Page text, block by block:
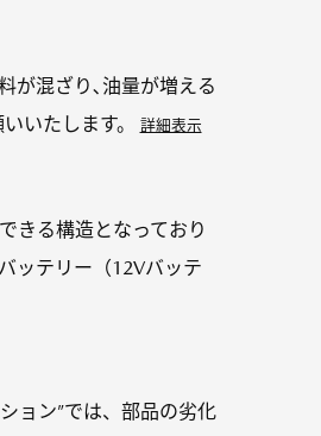
が混ざり､油量が増える
いたします。
詳細表示
きる構造となっており
ッテリー（12Vバッテ
ョン”では、部品の劣化